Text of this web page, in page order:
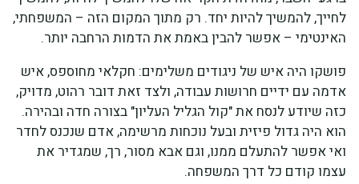
לחייך, להמשיך להיות יחד. רק מתוך המקום הזה – המשפחתי,
האינטימי – אפשר להבין באמת את הדמות הרחבה יותר.
פושקו היה איש של ניגודים משלימים: חקלאי מחוספס, איש
אדמה עם ידיים חרושות עבודה, ולצד זאת דובר רהוט, מדויק,
כזה שיודע לנסח את "קול הגליל העליון" בצורה חדה ובהירה.
הוא היה גדול פיזית ובעל נוכחות מרשימה, אדם שנכנס לחדר
ואי אפשר להתעלם ממנו, וגם אבא מסור, רך, שמגדיר את
עצמו קודם כל דרך המשפחה.